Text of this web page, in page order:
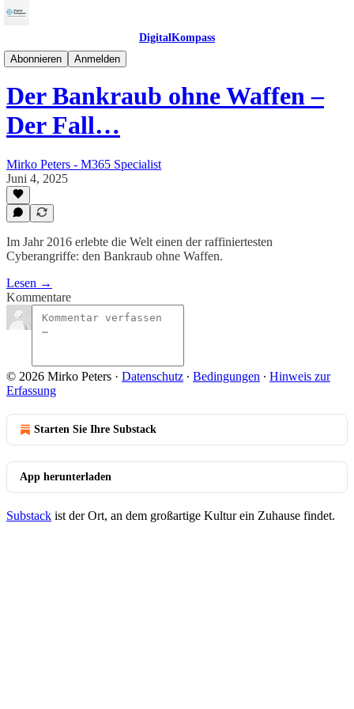
DigitalKompass
Abonnieren
Anmelden
CyberSecurityKompass
Der Bankraub ohne Waffen –
Der Fall…
Mirko Peters - M365 Specialist
Juni 4, 2025
Im Jahr 2016 erlebte die Welt einen der raffiniertesten
Cyberangriffe: den Bankraub ohne Waffen.
Lesen →
Kommentare
© 2026 Mirko Peters · Datenschutz ∙ Bedingungen ∙ Hinweis zur
Erfassung
Starten Sie Ihre Substack
App herunterladen
Substack ist der Ort, an dem großartige Kultur ein Zuhause findet.